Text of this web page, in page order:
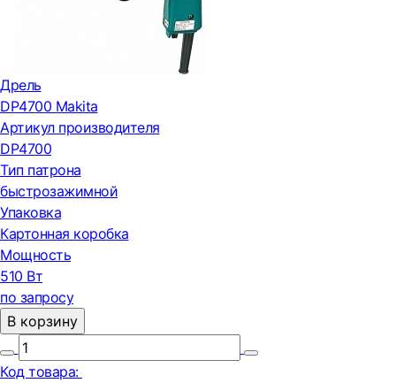
Дрель
DP4700 Makita
Артикул производителя
DP4700
Тип патрона
быстрозажимной
Упаковка
Картонная коробка
Мощность
510 Вт
по запросу
В корзину
Код товара: